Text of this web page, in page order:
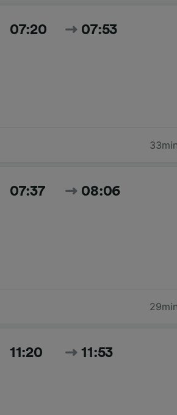
07:20 07:53
33min
07:37 08:06
29min
11:20 11:53